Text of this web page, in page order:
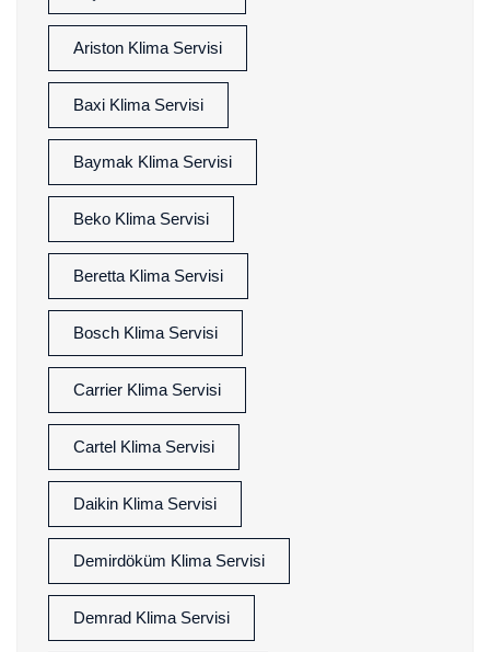
Ariston Klima Servisi
Baxi Klima Servisi
Baymak Klima Servisi
Beko Klima Servisi
Beretta Klima Servisi
Bosch Klima Servisi
Carrier Klima Servisi
Cartel Klima Servisi
Daikin Klima Servisi
Demirdöküm Klima Servisi
Demrad Klima Servisi